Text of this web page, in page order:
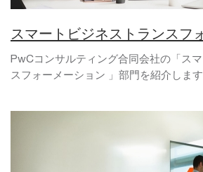
スマートビジネストランスフ
PwCコンサルティング合同会社の「ス
スフォーメーション 」部門を紹介します